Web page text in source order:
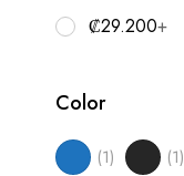
₡29.200+
Color
(1) (1)